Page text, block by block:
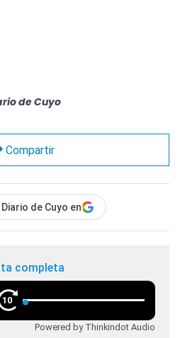
de Cuyo
Compartir
de Cuyo en
completa
10
Powered by Thinkindot Audio